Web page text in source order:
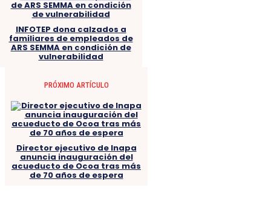
INFOTEP dona calzados a
familiares de empleados de
ARS SEMMA en condición de
vulnerabilidad
PRÓXIMO ARTÍCULO
Director ejecutivo de Inapa
anuncia inauguración del
acueducto de Ocoa tras más
de 70 años de espera